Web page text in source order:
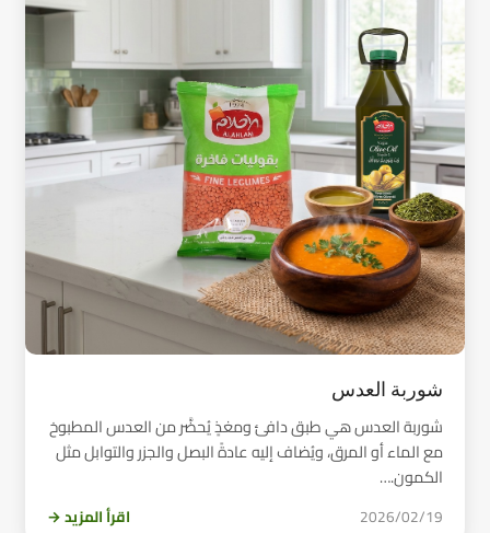
شوربة العدس
شوربة العدس هي طبق دافئ ومغذٍ يُحضَّر من العدس المطبوخ
مع الماء أو المرق، ويُضاف إليه عادةً البصل والجزر والتوابل مثل
الكمون.…
2026/02/19 اقرأ المزيد →